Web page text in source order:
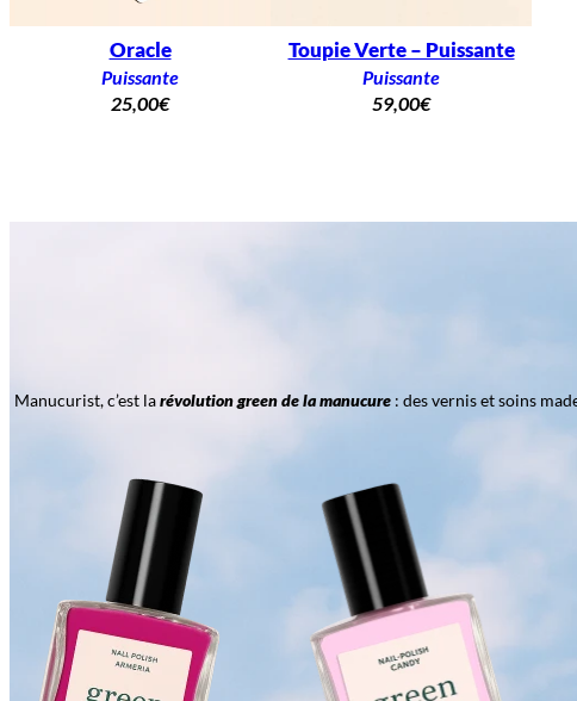
Oracle
Puissante
25,00€
Toupie Verte – Puissante
Puissante
59,00€
Manucurist, c’est larévolution green de la manucure: des vernis et soins